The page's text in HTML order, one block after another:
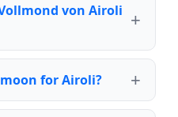
von Airoli
for Airoli?